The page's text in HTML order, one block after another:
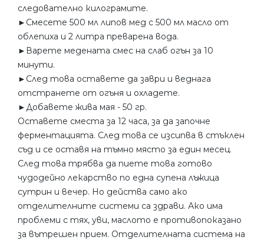
следователно килограмите.
►Смесете 500 мл липов мед с 500 мл масло от
облепиха и 2 литра преварена вода.
►Варете медената смес на слаб огън за 10
минути.
►След това оставете да заври и веднага
отстранете от огъня и охладете.
►Добавете жива мая - 50 гр.
Оставете сместа за 12 часа, за да започне
ферментацията. След това се изсипва в стъклен
съд и се оставя на тъмно място за един месец.
След това трябва да пиете това готово
чудодейно лекарство по една супена лъжица
сутрин и вечер. Но действа само ако
отделителните системи са здрави. Ако има
проблеми с тях, уви, маслото е противопоказано
за вътрешен прием. Отделителната система на